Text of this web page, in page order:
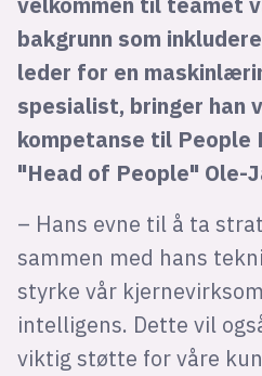
bakgrunn som
leder for en
spesialist, bringer han
kompetanse til People
"Head of People" Ole-
– Hans evne til å ta
sammen med hans
styrke vår
intelligens. Dette vil
viktig støtte for våre